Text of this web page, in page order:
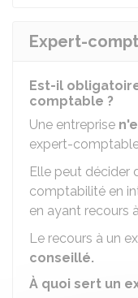
Expert-
Est-il
comptable ?
Une entreprise
expert-
Elle peut décider
comptabilité en
en ayant recours
Le recours à un
conseillé.
À quoi sert un